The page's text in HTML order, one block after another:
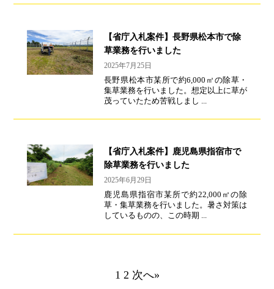
【省庁入札案件】長野県松本市で除
草業務を行いました
2025年7月25日
長野県松本市某所で約6,000㎡の除草・
集草業務を行いました。想定以上に草が
茂っていたため苦戦しまし ...
【省庁入札案件】鹿児島県指宿市で
除草業務を行いました
2025年6月29日
鹿児島県指宿市某所で約22,000㎡の除
草・集草業務を行いました。暑さ対策は
しているものの、この時期 ...
1 2 次へ»